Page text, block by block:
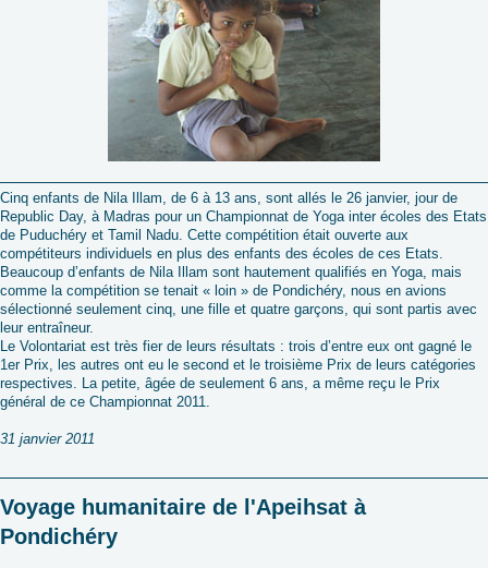
Cinq enfants de Nila Illam, de 6 à 13 ans, sont allés le 26 janvier, jour de
Republic Day, à Madras pour un Championnat de Yoga inter écoles des Etats
de Puduchéry et Tamil Nadu. Cette compétition était ouverte aux
compétiteurs individuels en plus des enfants des écoles de ces Etats.
Beaucoup d’enfants de Nila Illam sont hautement qualifiés en Yoga, mais
comme la compétition se tenait « loin » de Pondichéry, nous en avions
sélectionné seulement cinq, une fille et quatre garçons, qui sont partis avec
leur entraîneur.
Le Volontariat est très fier de leurs résultats : trois d’entre eux ont gagné le
1er Prix, les autres ont eu le second et le troisième Prix de leurs catégories
respectives. La petite, âgée de seulement 6 ans, a même reçu le Prix
général de ce Championnat 2011.
31 janvier 2011
Voyage humanitaire de l'Apeihsat à
Pondichéry